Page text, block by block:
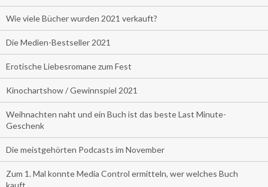
Wie viele Bücher wurden 2021 verkauft?
Die Medien-Bestseller 2021
Erotische Liebesromane zum Fest
Kinochartshow / Gewinnspiel 2021
Weihnachten naht und ein Buch ist das beste Last Minute-
Geschenk
Die meistgehörten Podcasts im November
Zum 1. Mal konnte Media Control ermitteln, wer welches Buch
kauft